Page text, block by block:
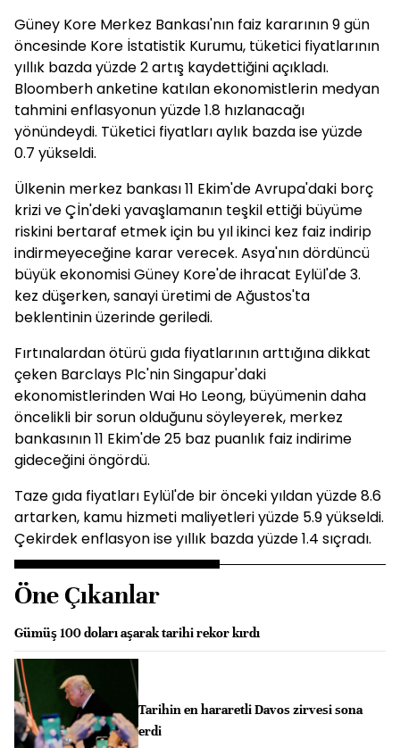
Güney Kore Merkez Bankası'nın faiz kararının 9 gün
öncesinde Kore İstatistik Kurumu, tüketici fiyatlarının
yıllık bazda yüzde 2 artış kaydettiğini açıkladı.
Bloomberh anketine katılan ekonomistlerin medyan
tahmini enflasyonun yüzde 1.8 hızlanacağı
yönündeydi. Tüketici fiyatları aylık bazda ise yüzde
0.7 yükseldi.
Ülkenin merkez bankası 11 Ekim'de Avrupa'daki borç
krizi ve Çİn'deki yavaşlamanın teşkil ettiği büyüme
riskini bertaraf etmek için bu yıl ikinci kez faiz indirip
indirmeyeceğine karar verecek. Asya'nın dördüncü
büyük ekonomisi Güney Kore'de ihracat Eylül'de 3.
kez düşerken, sanayi üretimi de Ağustos'ta
beklentinin üzerinde geriledi.
Fırtınalardan ötürü gıda fiyatlarının arttığına dikkat
çeken Barclays Plc'nin Singapur'daki
ekonomistlerinden Wai Ho Leong, büyümenin daha
öncelikli bir sorun olduğunu söyleyerek, merkez
bankasının 11 Ekim'de 25 baz puanlık faiz indirime
gideceğini öngördü.
Taze gıda fiyatları Eylül'de bir önceki yıldan yüzde 8.6
artarken, kamu hizmeti maliyetleri yüzde 5.9 yükseldi.
Çekirdek enflasyon ise yıllık bazda yüzde 1.4 sıçradı.
Öne Çıkanlar
Gümüş 100 doları aşarak tarihi rekor kırdı
Tarihin en hararetli Davos zirvesi sona
erdi